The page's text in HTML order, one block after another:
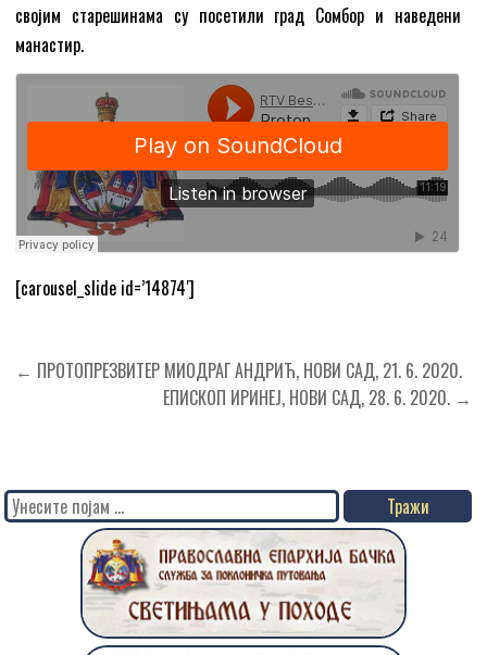
својим старешинама су посетили град Сомбор и наведени
манастир.
[carousel_slide id=’14874′]
Кретање
← ПРОТОПРЕЗВИТЕР МИОДРАГ АНДРИЋ, НОВИ САД, 21. 6. 2020.
ЕПИСКОП ИРИНЕЈ, НОВИ САД, 28. 6. 2020. →
Search
for: